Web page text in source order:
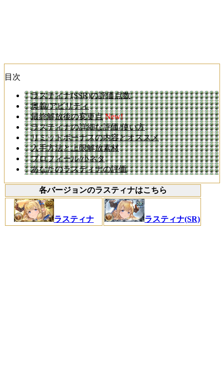
目次
ラスティナ(SSR)の評価点数
奥義/アビリティ
最終解放後の変更点 New!
ラスティナの詳細な評価/使い方
リミットボーナスの内容とオススメ
入手方法と上限解放素材
プロフィール/小ネタ
あなたのラスティナの評価
各バージョンのラスティナはこちら
ラスティナ ラスティナ(SR)